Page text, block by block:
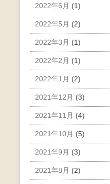
2022年6月 (1)
2022年5月 (2)
2022年3月 (1)
2022年2月 (1)
2022年1月 (2)
2021年12月 (3)
2021年11月 (4)
2021年10月 (5)
2021年9月 (3)
2021年8月 (2)